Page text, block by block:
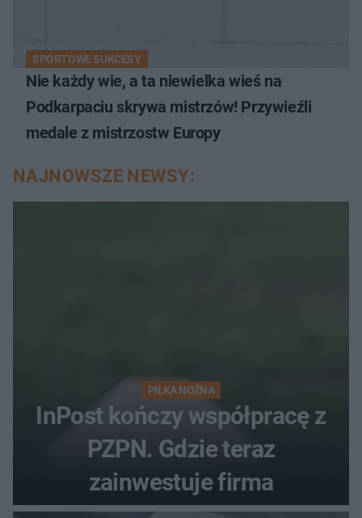
SPORTOWE SUKCESY
Nie każdy wie, a ta niewielka wieś na
Podkarpaciu skrywa mistrzów! Przywieźli
medale z mistrzostw Europy
NAJNOWSZE NEWSY:
PIŁKA NOŻNA
InPost kończy współpracę z
PZPN. Gdzie teraz
zainwestuje firma